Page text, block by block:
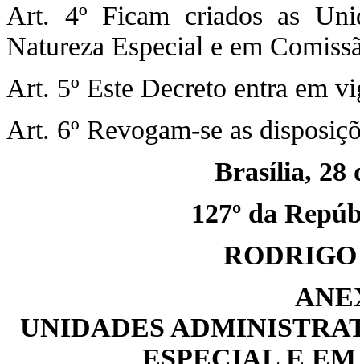
Art. 4º Ficam criados as
Natureza Especial e em
Art. 5º Este Decreto entra em
Art. 6º Revogam-se as
Brasília, 28
127º da
UNIDADES
ESPECIAL E